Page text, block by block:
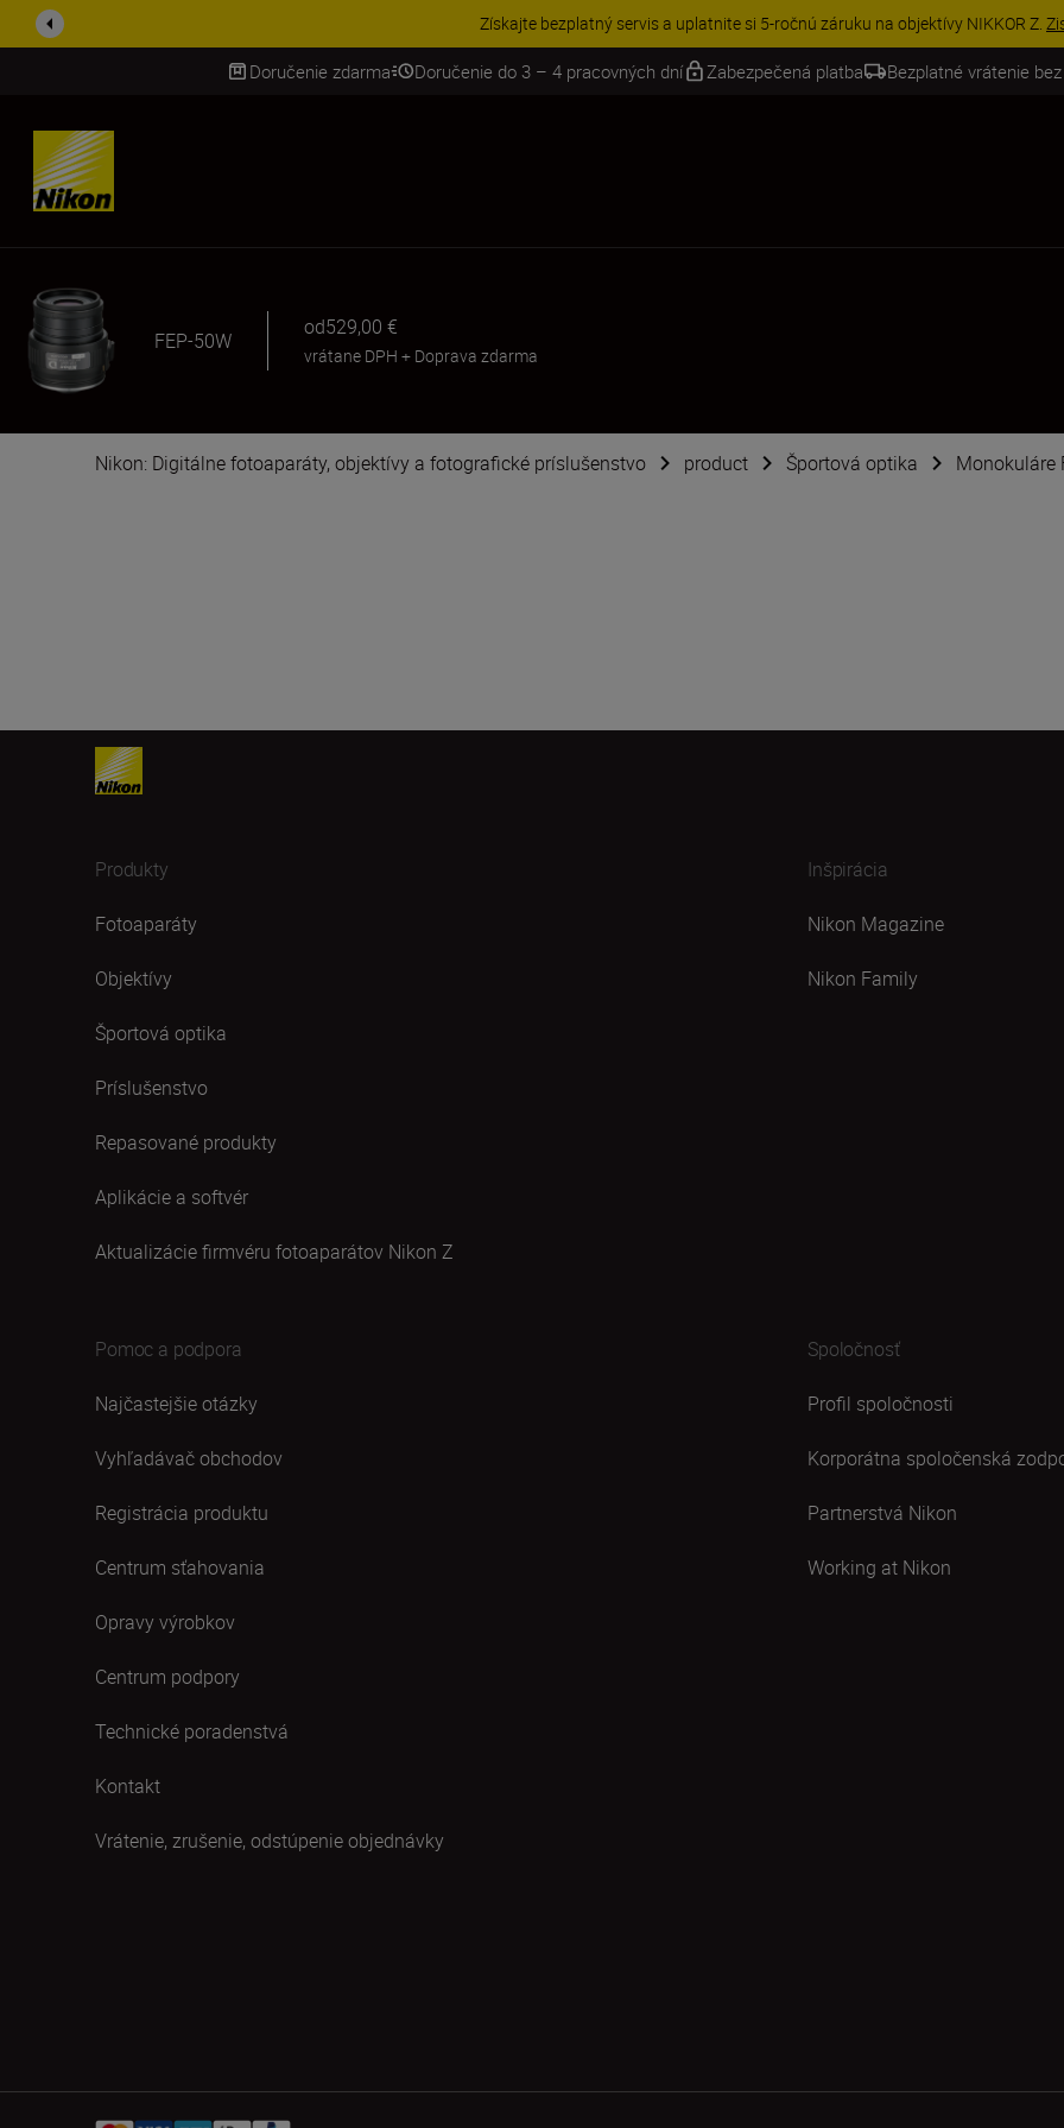
Získajte bezplatný servis a uplatnite si 5-ročnú záruku na objektívy NIKKOR Z.
Doručenie zdarma Doručenie do 3 – 4 pracovných dní Zabezpečená platba Bezplatné vrátenie
SKIP
FEP-50W
od529,00 €
vrátane DPH + Doprava zdarma
Nikon: Digitálne fotoaparáty, objektívy a fotografické príslušenstvo product Športová optika Monokuláre
Produkty
Fotoaparáty
Objektívy
Športová optika
Príslušenstvo
Repasované produkty
Aplikácie a softvér
Aktualizácie firmvéru fotoaparátov Nikon Z
Inšpirácia
Nikon Magazine
Nikon Family
Pomoc a podpora
Najčastejšie otázky
Vyhľadávač obchodov
Registrácia produktu
Centrum sťahovania
Opravy výrobkov
Centrum podpory
Technické poradenstvá
Kontakt
Vrátenie, zrušenie, odstúpenie objednávky
Spoločnosť
Profil spoločnosti
Korporátna spoločenská
Partnerstvá Nikon
Working at Nikon